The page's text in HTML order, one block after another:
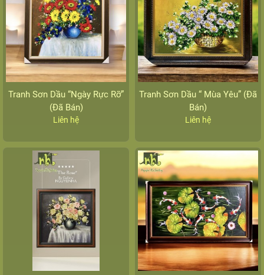
Tranh Sơn Dầu “Ngày Rực Rỡ”
(Đã Bán)
Liên hệ
Tranh Sơn Dầu “ Mùa Yêu” (Đã
Bán)
Liên hệ